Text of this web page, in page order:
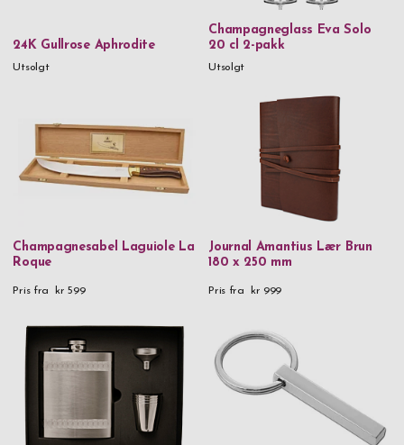
24K Gullrose Aphrodite
Utsolgt
Champagneglass Eva Solo
20 cl 2-pakk
Utsolgt
Champagnesabel Laguiole La
Roque
Pris fra kr 599
Journal Amantius Lær Brun
180 x 250 mm
Pris fra kr 999